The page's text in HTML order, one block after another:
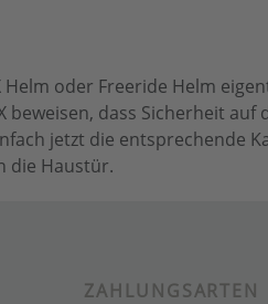
oder Freeride Helm
beweisen, dass Sicherheit auf
jetzt die entsprechende
die Haustür.
ZAHLUNGSARTEN